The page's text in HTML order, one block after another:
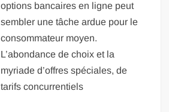
options bancaires en ligne peut
sembler une tâche ardue pour le
consommateur moyen.
L’abondance de choix et la
myriade d’offres spéciales, de
tarifs concurrentiels